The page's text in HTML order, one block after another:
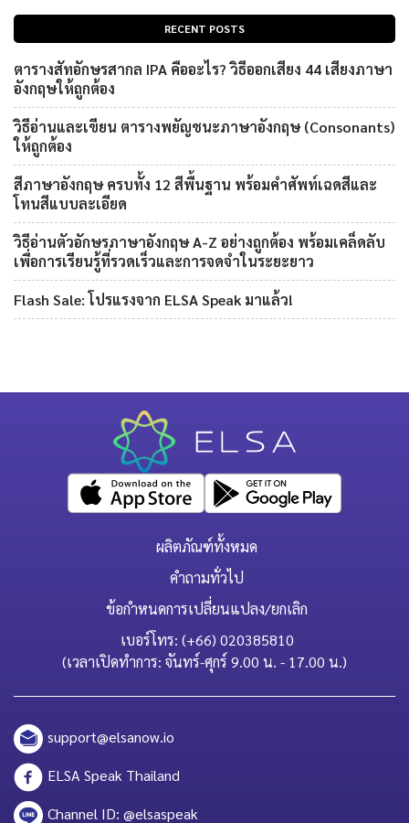
RECENT POSTS
ตารางสัทอักษรสากล IPA คืออะไร? วิธีออกเสียง 44 เสียงภาษา
อังกฤษให้ถูกต้อง
วิธีอ่านและเขียน ตารางพยัญชนะภาษาอังกฤษ (Consonants)
ให้ถูกต้อง
สีภาษาอังกฤษ ครบทั้ง 12 สีพื้นฐาน พร้อมคำศัพท์เฉดสีและ
โทนสีแบบละเอียด
วิธีอ่านตัวอักษรภาษาอังกฤษ A-Z อย่างถูกต้อง พร้อมเคล็ดลับ
เพื่อการเรียนรู้ที่รวดเร็วและการจดจำในระยะยาว
Flash Sale: โปรแรงจาก ELSA Speak มาแล้ว!
ผลิตภัณฑ์ทั้งหมด
คำถามทั่วไป
ข้อกำหนดการเปลี่ยนแปลง/ยกเลิก
เบอร์โทร: (+66) 020385810
(เวลาเปิดทำการ: จันทร์-ศุกร์ 9.00 น. - 17.00 น.)
support@elsanow.io
ELSA Speak Thailand
Channel ID: @elsaspeak